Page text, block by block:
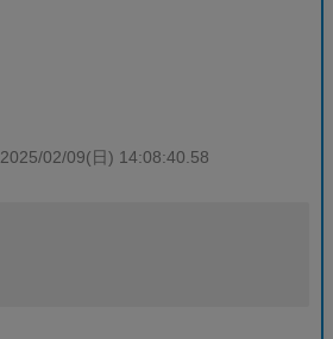
2025/02/09(日) 14:08:40.58